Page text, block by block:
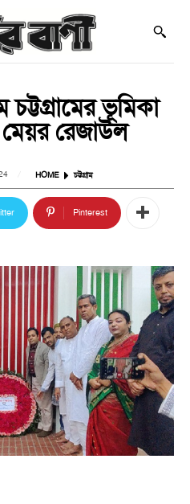
চট্টগ্রামের ভূমিকা
রেজাউল
HOME চট্টগ্রাম
Pinterest